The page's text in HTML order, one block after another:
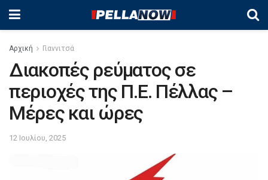
Αρχική Γιαννιτσά
Διακοπές ρεύματος σε
περιοχές της Π.Ε. Πέλλας –
Μέρες και ώρες
12 Ιουλίου, 2025